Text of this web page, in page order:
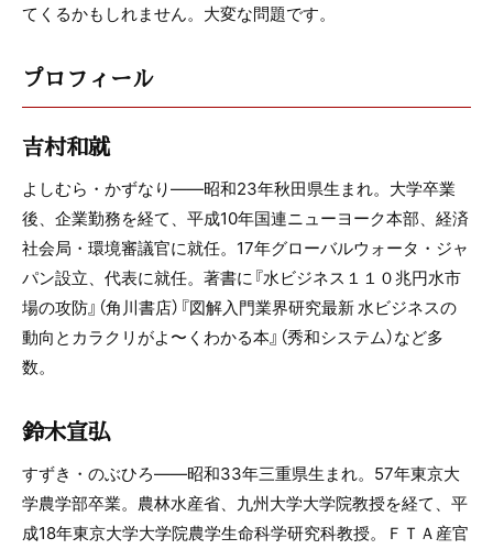
てくるかもしれません。大変な問題です。
プロフィール
吉村和就
よしむら・かずなり――昭和23年秋田県生まれ。大学卒業
後、企業勤務を経て、平成10年国連ニューヨーク本部、経済
社会局・環境審議官に就任。17年グローバルウォータ・ジャ
パン設立、代表に就任。著書に『水ビジネス１１０兆円水市
場の攻防』（角川書店）『図解入門業界研究最新 水ビジネスの
動向とカラクリがよ〜くわかる本』（秀和システム）など多
数。
鈴木宣弘
すずき・のぶひろ――昭和33年三重県生まれ。57年東京大
学農学部卒業。農林水産省、九州大学大学院教授を経て、平
成18年東京大学大学院農学生命科学研究科教授。ＦＴＡ産官